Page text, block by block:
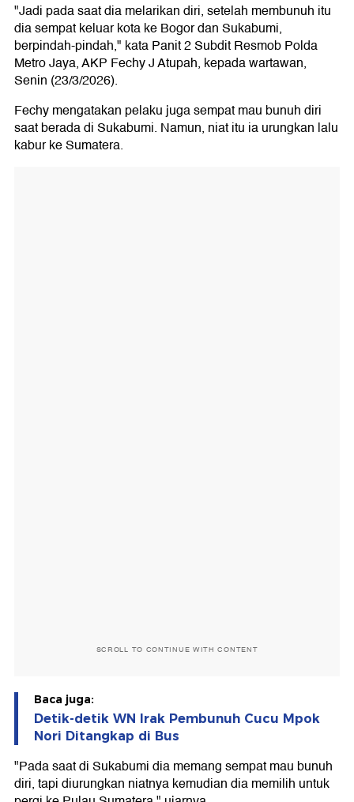
"Jadi pada saat dia melarikan diri, setelah membunuh itu
dia sempat keluar kota ke Bogor dan Sukabumi,
berpindah-pindah," kata Panit 2 Subdit Resmob Polda
Metro Jaya, AKP Fechy J Atupah, kepada wartawan,
Senin (23/3/2026).
Fechy mengatakan pelaku juga sempat mau bunuh diri
saat berada di Sukabumi. Namun, niat itu ia urungkan lalu
kabur ke Sumatera.
SCROLL TO CONTINUE WITH CONTENT
Baca juga:
Detik-detik WN Irak Pembunuh Cucu Mpok
Nori Ditangkap di Bus
"Pada saat di Sukabumi dia memang sempat mau bunuh
diri, tapi diurungkan niatnya kemudian dia memilih untuk